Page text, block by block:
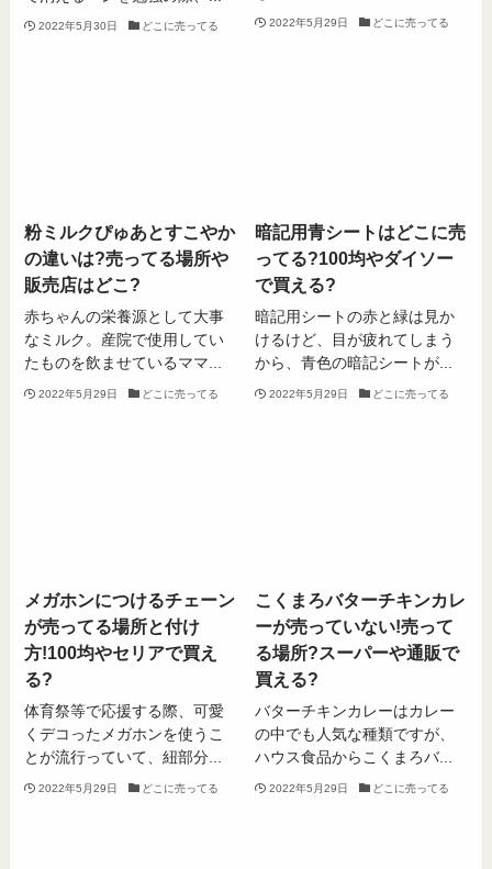
2022年5月30日 どこに売ってる 2022年5月29日 どこに売ってる
粉ミルクぴゅあとすこやか
の違いは?売ってる場所や
販売店はどこ?
赤ちゃんの栄養源として大事
なミルク。産院で使用してい
たものを飲ませているママ...
2022年5月29日 どこに売ってる
暗記用青シートはどこに売
ってる?100均やダイソー
で買える?
暗記用シートの赤と緑は見か
けるけど、目が疲れてしまう
から、青色の暗記シートが...
2022年5月29日 どこに売ってる
メガホンにつけるチェーン
が売ってる場所と付け
方!100均やセリアで買え
る?
体育祭等で応援する際、可愛
くデコったメガホンを使うこ
とが流行っていて、紐部分...
2022年5月29日 どこに売ってる
こくまろバターチキンカレ
ーが売っていない!売って
る場所?スーパーや通販で
買える?
バターチキンカレーはカレー
の中でも人気な種類ですが、
ハウス食品からこくまろバ...
2022年5月29日 どこに売ってる